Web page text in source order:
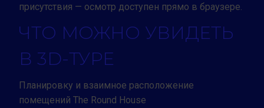
присутствия — осмотр доступен прямо в браузере.
ЧТО МОЖНО УВИДЕТЬ
В 3D-ТУРЕ
Планировку и взаимное расположение
помещений The Round House